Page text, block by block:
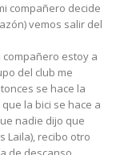
compañero decide
vemos salir del
estoy a
del club me
se hace la
la bici se hace a
nadie dijo que
Laila), recibo otro